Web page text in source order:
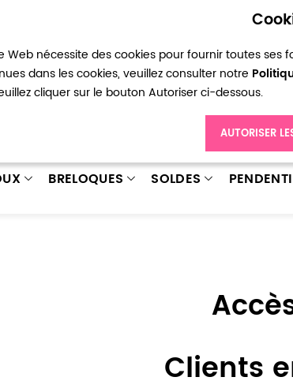
Web nécessite des cookies pour fournir toutes ses
dans les cookies, veuillez consulter notre
cliquer sur le bouton Autoriser ci-dessous.
AUTORISER
Mon compte Ma liste d’envies
BRELOQUES SOLDES
Clients